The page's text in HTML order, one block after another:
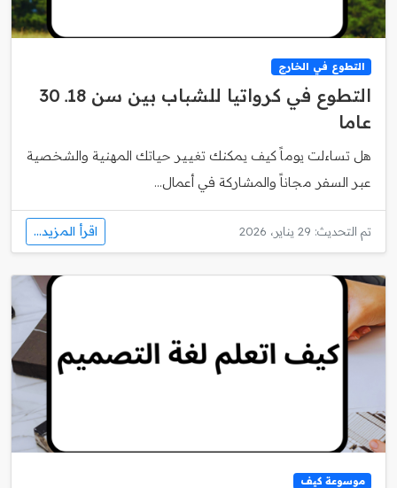
التطوع في الخارج
التطوع في كرواتيا للشباب بين سن 18ـ 30
عاما
هل تساءلت يوماً كيف يمكنك تغيير حياتك المهنية والشخصية
عبر السفر مجاناً والمشاركة في أعمال...
تم التحديث: 29 يناير، 2026 اقرأ المزيد...
موسوعة كيف